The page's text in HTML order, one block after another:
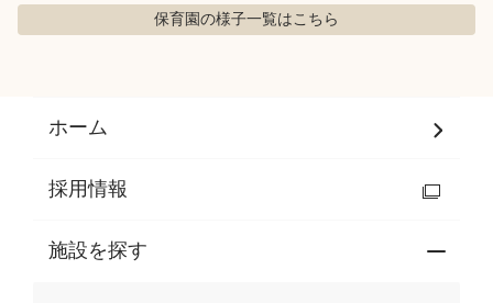
保育園の様子一覧はこちら
ホーム
採用情報
施設を探す